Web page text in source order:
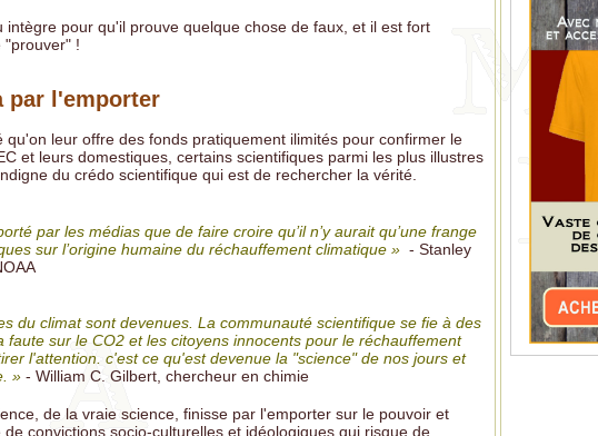
pour qu'il prouve quelque chose de faux, et il est fort
"prouver" !
par l'emporter
leur offre des fonds pratiquement ilimités pour confirmer le
et leurs domestiques, certains scientifiques parmi les plus illustres
du crédo scientifique qui est de rechercher la vérité.
par les médias que de faire croire qu’il n’y aurait qu’une frange
sur l’origine humaine du réchauffement climatique » - Stanley
du climat sont devenues. La communauté scientifique se fie à des
sur le CO2 et les citoyens innocents pour le réchauffement
l'attention. c'est ce qu'est devenue la "science" de nos jours et
» - William C. Gilbert, chercheur en chimie
de la vraie science, finisse par l'emporter sur le pouvoir et
convictions socio-culturelles et idéologiques qui risque de